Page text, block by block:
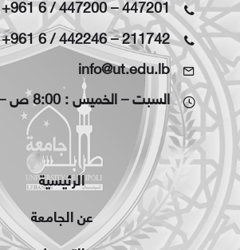
+961 6 / 447200–447201
+961 6 / 442246–211742
info@ut.edu.lb
السبت – الخميس : 8:00 ص – 8:00 م
الرئيسية
عن الجامعة